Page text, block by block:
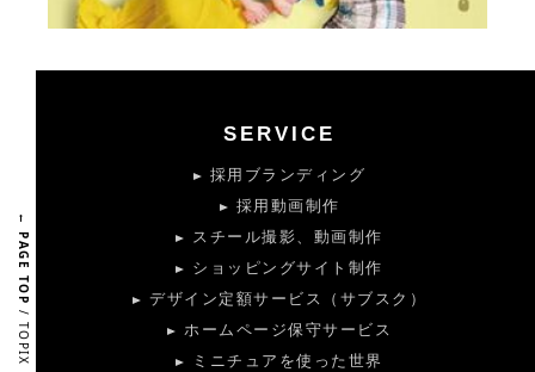
← PAGE TOP
/ TOPIX
SERVICE
採用ブランディング
採用動画制作
スチール撮影、動画制作
ショッピングサイト制作
デザイン定額サービス（サブスク）
ホームページ保守サービス
ミニチュアを使った世界